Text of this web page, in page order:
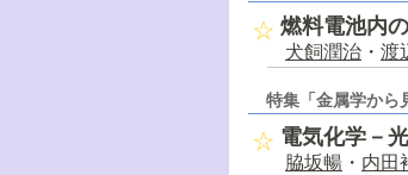
燃料電池内
犬飼潤治 ・ 渡
特集「金属学から
電気化学－
脇坂暢 ・ 内田